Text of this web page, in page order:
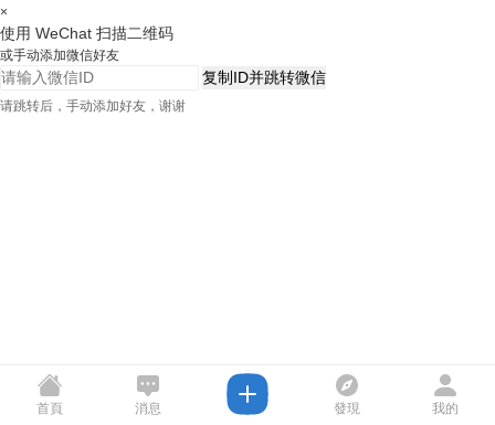
×
使用 WeChat 扫描二维码
或手动添加微信好友
复制ID并跳转微信
请跳转后，手动添加好友，谢谢
首頁 消息 發現 我的